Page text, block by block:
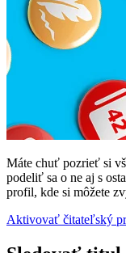
Máte chuť pozrieť si
podeliť sa o ne aj s
profil, kde si môžete
Aktivovať čitateľský